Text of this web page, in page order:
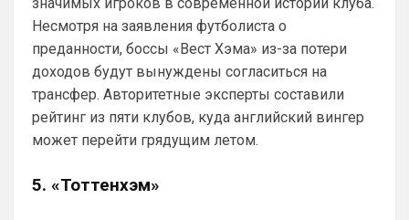
Несмотря на заявления футболиста о
преданности, боссы «Вест Хэма» из-за потери
доходов будут вынуждены согласиться на
трансфер. Авторитетные эксперты составили
рейтинг из пяти клубов, куда английский вингер
может перейти грядущим летом.
5. «Тоттенхэм»
Канонир• 20:05
Ух, сколько же здесь синего
общества...ну ничего, скоро окрасим все
в красный, собственно как и сам сайт, он
же красно-белый и черно-красный)
Канонир• 20:09
Ответ для SkyNet
пригородную помойку.